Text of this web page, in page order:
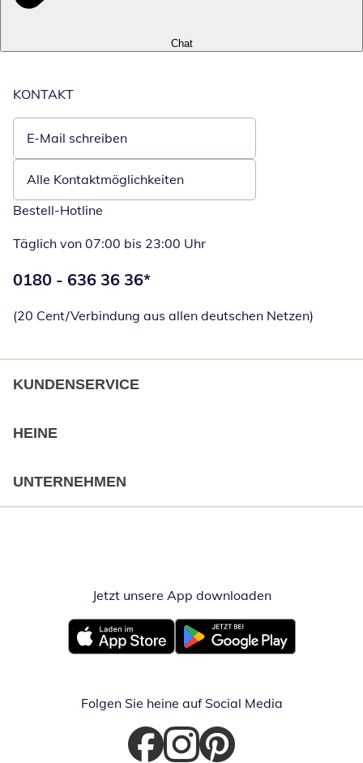
Chat
KONTAKT
E-Mail schreiben
Öffnet E-Mail-Client
Alle Kontaktmöglichkeiten
Bestell-Hotline
Täglich von 07:00 bis 23:00 Uhr
Telefonnummer:
0180 - 636 36 36*
(20 Cent/Verbindung aus allen deutschen Netzen)
KUNDENSERVICE
HEINE
UNTERNEHMEN
Jetzt unsere App downloadenÖffnet in
Öffnet in neuem FensterÖffnet in neuem Fenster
Folgen Sie heine auf Social Media